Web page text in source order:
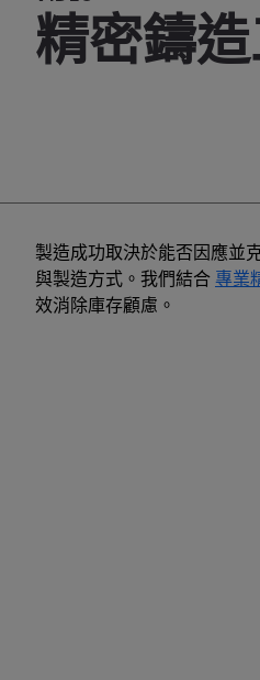
精密鑄
製造成功取決於能否因應並
與製造方式。我們結合專業
效消除庫存顧慮。